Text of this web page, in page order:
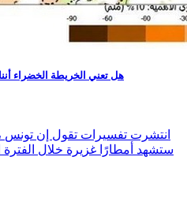
هل تعني الخريطة الخضراء